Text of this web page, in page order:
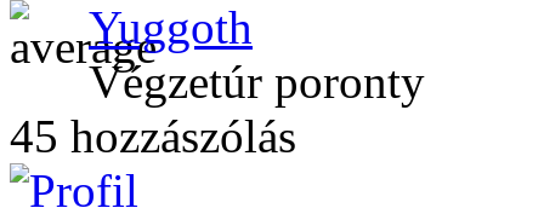
Yuggoth
Végzetúr poronty
45 hozzászólás